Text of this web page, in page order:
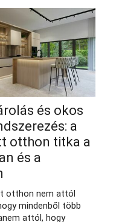
és okos
a
otthon titka a
és a
otthon nem attól
mindenből több
attól, hogy